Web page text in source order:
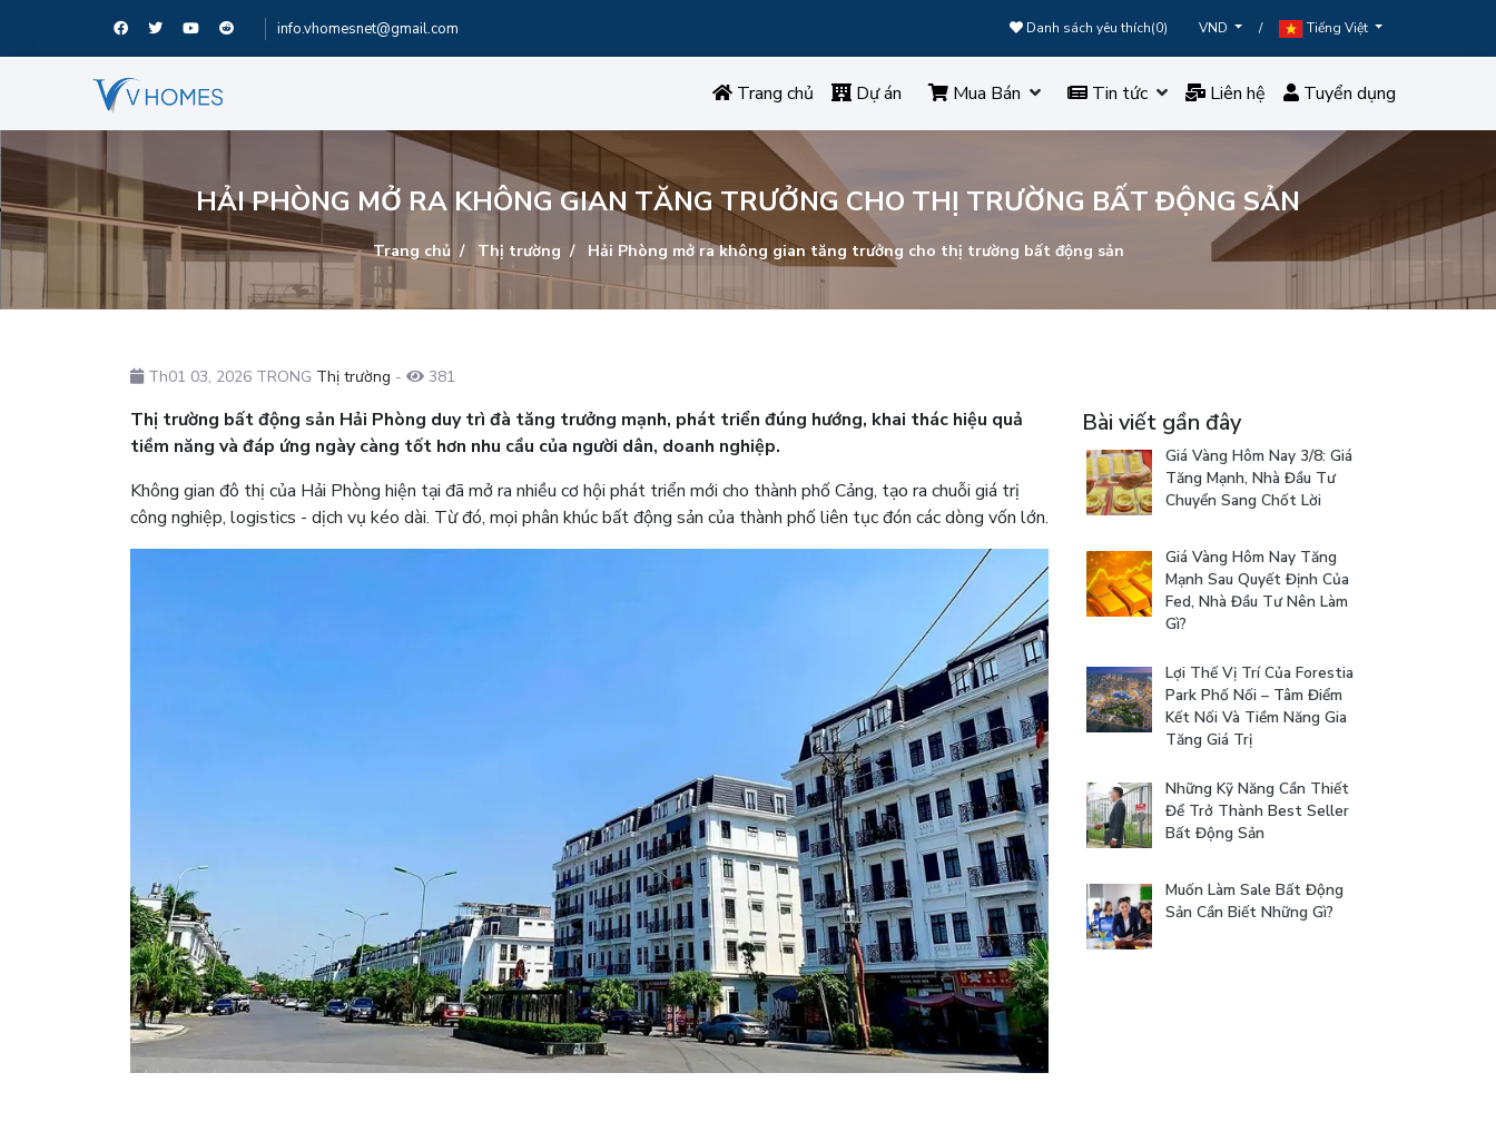
info.vhomesnet@gmail.com Danh sách yêu thích(0) VND / Tiếng Việt
Trang chủ Dự án Mua Bán Tin tức Liên hệ Tuyển dụng
HẢI PHÒNG MỞ RA KHÔNG GIAN TĂNG TRƯỞNG CHO THỊ TRƯỜNG BẤT ĐỘNG SẢN
Trang chủ Thị trường Hải Phòng mở ra không gian tăng trưởng cho thị trường bất động sản
Th01 03, 2026 TRONG Thị trường - 381
Thị trường bất động sản Hải Phòng duy trì đà tăng trưởng mạnh, phát triển đúng hướng, khai thác hiệu quả
tiềm năng và đáp ứng ngày càng tốt hơn nhu cầu của người dân, doanh nghiệp.
Không gian đô thị của Hải Phòng hiện tại đã mở ra nhiều cơ hội phát triển mới cho thành phố Cảng, tạo ra chuỗi giá trị
công nghiệp, logistics - dịch vụ kéo dài. Từ đó, mọi phân khúc bất động sản của thành phố liên tục đón các dòng vốn lớn.
Bài viết gần đây
Giá Vàng Hôm Nay 3/8: Giá
Tăng Mạnh, Nhà Đầu Tư
Chuyển Sang Chốt Lời
Giá Vàng Hôm Nay Tăng
Mạnh Sau Quyết Định Của
Fed, Nhà Đầu Tư Nên Làm
Gì?
Lợi Thế Vị Trí Của Forestia
Park Phố Nối – Tâm Điểm
Kết Nối Và Tiềm Năng Gia
Tăng Giá Trị
Những Kỹ Năng Cần Thiết
Để Trở Thành Best Seller
Bất Động Sản
Muốn Làm Sale Bất Động
Sản Cần Biết Những Gì?